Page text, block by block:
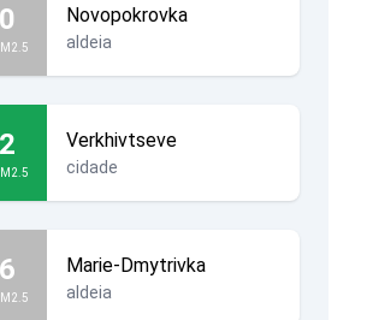
Novopokrovka
aldeia
Verkhivtseve
cidade
Marie-Dmytrivka
aldeia